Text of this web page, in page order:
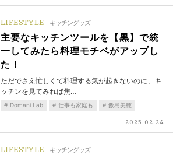
LIFESTYLE キッチングッズ
主要なキッチンツールを【黒】で統
一してみたら料理モチベがアップし
た！
ただでさえ忙しくて料理する気が起きないのに、キ
ッチンを見てみれば焦…
Domani Lab 仕事も家庭も 飯島美穂
2025.02.24
LIFESTYLE キッチングッズ